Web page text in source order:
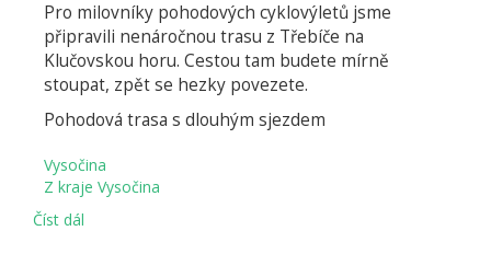
Pro milovníky pohodových cyklovýletů jsme
připravili nenáročnou trasu z Třebíče na
Klučovskou horu. Cestou tam budete mírně
stoupat, zpět se hezky povezete.
Pohodová trasa s dlouhým sjezdem
Vysočina
Z kraje Vysočina
Číst dál